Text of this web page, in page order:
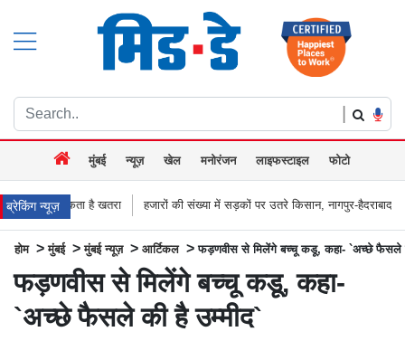
|
मुंबई न्यूज़ खेल मनोरंजन लाइफस्टाइल फोटो
ब्रेकिंग न्यूज़हजारों की संख्या में सड़कों पर उतरे किसान, नागपुर-हैदराबाद राजमार्ग किया जाम,
होम >मुंबई >मुंबई न्यूज़ > आर्टिकल >फड़णवीस से मिलेंगे बच्चू कडू, कहा- `अच्छे फैसले
फड़णवीस से मिलेंगे बच्चू कडू, कहा-
`अच्छे फैसले की है उम्मीद`